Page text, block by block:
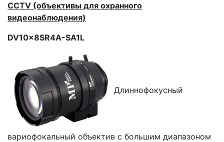
CCTV (объективы для охранного
видеонаблюдения)
DV10x8SR4A-SA1L
Длиннофокусный
вариофокальный объектив с большим диапазоном